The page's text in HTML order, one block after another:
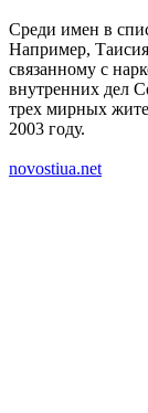
Среди имен в
Например,
связанному с
внутренних дел
трех мирных
2003 году.
novostiua.net